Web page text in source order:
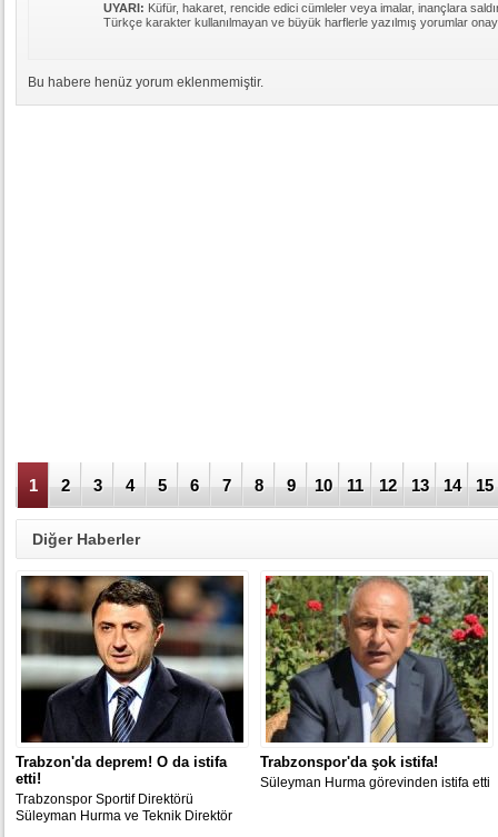
UYARI: Küfür, hakaret, rencide edici cümleler veya imalar, inançlara
Türkçe karakter kullanılmayan ve büyük harflerle yazılmış yorumlar
Bu habere henüz yorum eklenmemiştir.
1 2 3 4 5 6 7 8 9 10 11 12 13 14 15
Diğer Haberler
Trabzon'da deprem! O da istifa
etti!
Trabzonspor Sportif Direktörü
Süleyman Hurma ve Teknik Direktör
Trabzonspor'da şok istifa!
Süleyman Hurma görevinden istifa etti